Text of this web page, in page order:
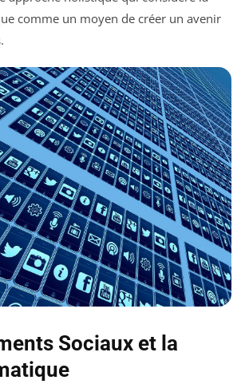
comme un moyen de créer un avenir
Sociaux et la